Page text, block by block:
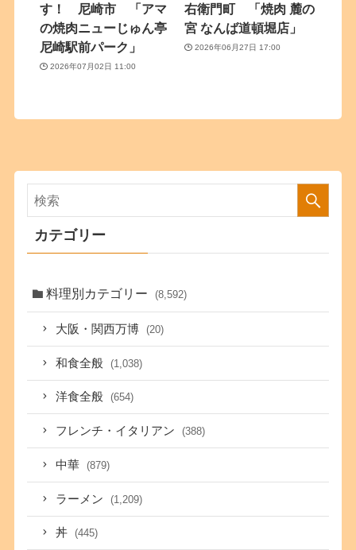
す！ 尼崎市 「アマ
の焼肉ニューじゅん亭
尼崎駅前パーク」
2026年07月02日 11:00
右衛門町 「焼肉 麓の
宮 なんば道頓堀店」
2026年06月27日 17:00
カテゴリー
料理別カテゴリー (8,592)
大阪・関西万博 (20)
和食全般 (1,038)
洋食全般 (654)
フレンチ・イタリアン (388)
中華 (879)
ラーメン (1,209)
丼 (445)